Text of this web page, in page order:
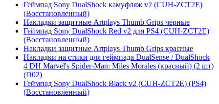
Геймпад Sony DualShock камуфляж v2 (CUH-ZCT2E)
(Восстановленный)
Накладки защитные Artplays Thumb Grips черные
Геймпад Sony DualShock Red v2 для PS4 (CUH-ZCT2E)
(Восстановленный)
Накладки защитные Artplays Thumb Grips красные
Накладки на стики для геймпада DualSense / DualShock
4 DH Marvel's Spider-Man: Miles Morales (красный) (2 шт)
(D02)
Геймпад Sony DualShock Black v2 (CUH-ZCT2E) (PS4)
(Восстановленный)